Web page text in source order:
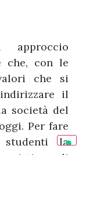
che, con le
che si
il
società del
Per fare
studenti la
e di